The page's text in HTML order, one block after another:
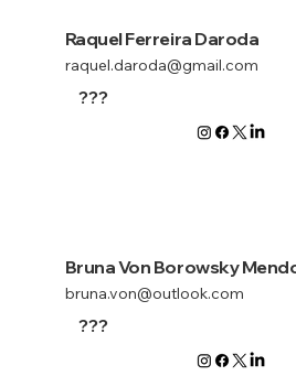
Raquel Ferreira Daroda
raquel.daroda@gmail.com
???
Bruna Von Borowsky
bruna.von@outlook.com
???